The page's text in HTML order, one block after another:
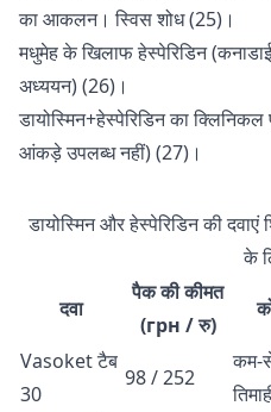
का आकलन। स्विस शोध (25)।
मधुमेह के खिलाफ हेस्पेरिडिन
अध्ययन) (26)।
डायोस्मिन+हेस्पेरिडिन का
आंकड़े उपलब्ध नहीं) (27)।
डायोस्मिन और हेस्पेरिडिन की
के
दवा
पैक की कीमत
(грн / रु)
Vasoket टैब
30
98 / 252
कम-